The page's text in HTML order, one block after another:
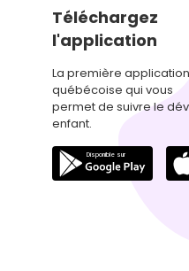
Téléchargez
l'application
La première application
québécoise qui vous
permet de suivre le
enfant.